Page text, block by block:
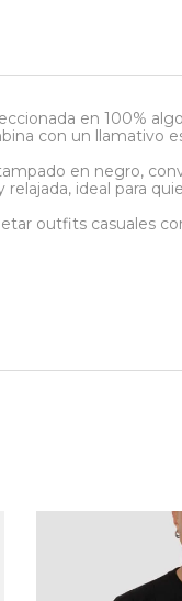
en 100%
con un llamativo
en negro,
ideal para
outfits casuales